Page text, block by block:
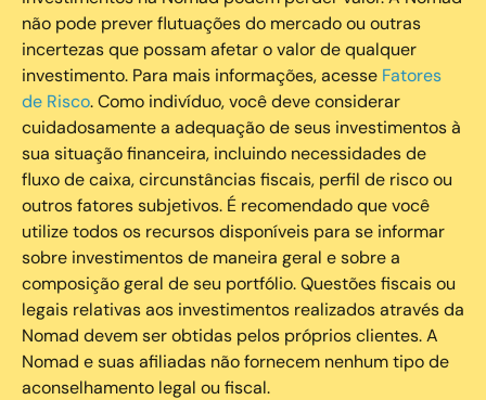
não pode prever flutuações do mercado ou outras
incertezas que possam afetar o valor de qualquer
investimento. Para mais informações, acesse Fatores
de Risco. Como indivíduo, você deve considerar
cuidadosamente a adequação de seus investimentos à
sua situação financeira, incluindo necessidades de
fluxo de caixa, circunstâncias fiscais, perfil de risco ou
outros fatores subjetivos. É recomendado que você
utilize todos os recursos disponíveis para se informar
sobre investimentos de maneira geral e sobre a
composição geral de seu portfólio. Questões fiscais ou
legais relativas aos investimentos realizados através da
Nomad devem ser obtidas pelos próprios clientes. A
Nomad e suas afiliadas não fornecem nenhum tipo de
aconselhamento legal ou fiscal.